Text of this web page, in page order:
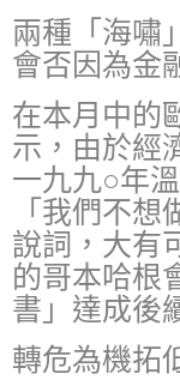
兩種「海嘯
會否因為金
在本月中的
示，由於經
一九九○年
「我們不
說詞，大有
的哥本哈根
書」達成後
轉危為機拓